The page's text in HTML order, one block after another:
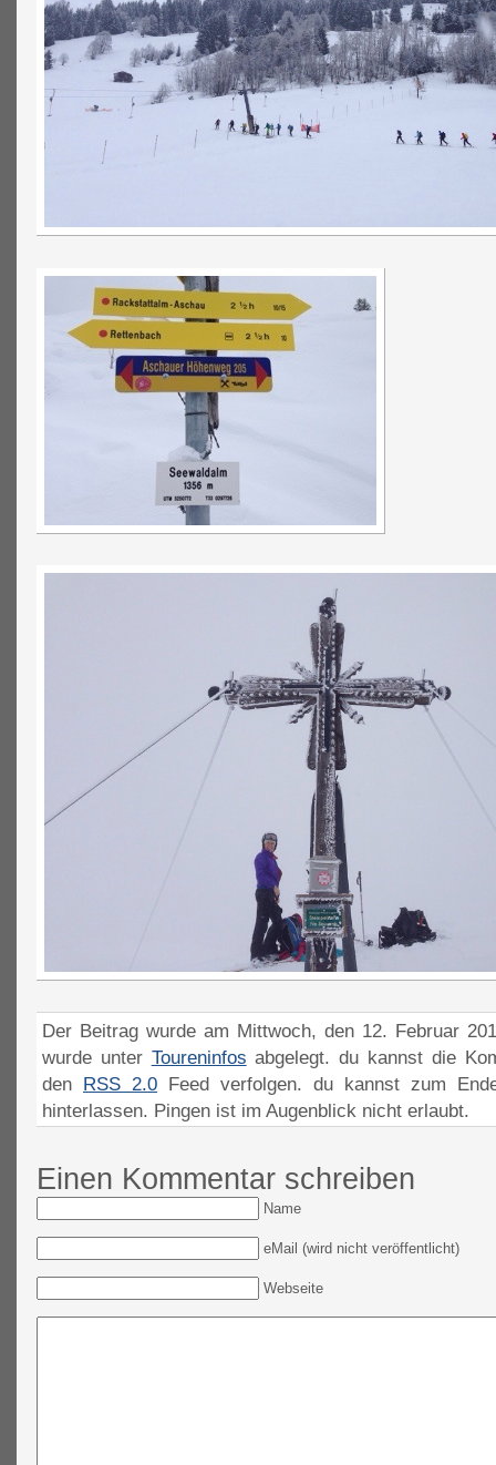
Der Beitrag wurde am Mittwoch, den 12. Februar
wurde unter Toureninfos abgelegt. du kannst die
den RSS 2.0 Feed verfolgen. du kannst zum
hinterlassen. Pingen ist im Augenblick nicht erlaubt.
Einen Kommentar schreiben
Name
eMail (wird nicht veröffentlicht)
Webseite